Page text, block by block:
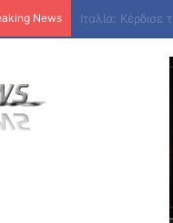
News